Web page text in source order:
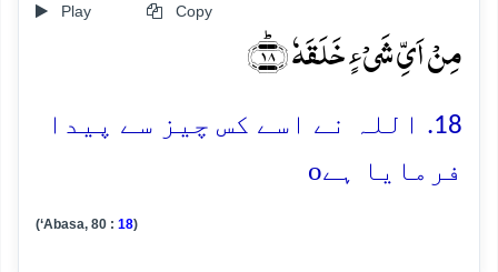
Play Copy
مِنۡ اَیِّ شَیۡءٍ خَلَقَہٗ ﴿ؕ۱۸﴾
18. اللہ نے اسے کس چیز سے پیدا
فرمایا ہےo
(‘Abasa, 80 : 18)